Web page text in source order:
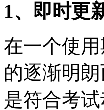
1、即时更
在一个使
的逐渐明
是符合考